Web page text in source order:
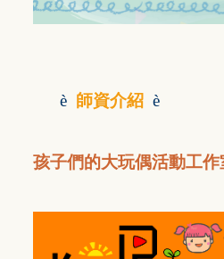
è 師資介紹 è
孩子們的大玩偶活動工